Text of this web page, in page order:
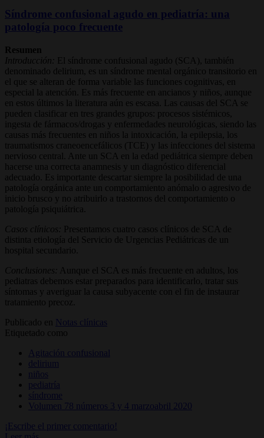
Síndrome confusional agudo en pediatría: una
patología poco frecuente
Resumen
Introducción:
El síndrome confusional agudo (SCA), también
denominado delirium, es un síndrome mental orgánico transitorio en
el que se alteran de forma variable las funciones cognitivas, en
especial la atención. Es más frecuente en ancianos y niños, aunque
en estos últimos la literatura aún es escasa. Las causas del SCA se
pueden clasificar en tres grandes grupos: procesos sistémicos,
ingesta de fármacos/drogas y enfermedades neurológicas, siendo las
causas más frecuentes en niños la intoxicación, la epilepsia, los
traumatismos craneoencefálicos (TCE) y las infecciones del sistema
nervioso central. Ante un SCA en la edad pediátrica siempre deben
hacerse una correcta anamnesis y un diagnóstico diferencial
adecuado. Es importante descartar siempre la posibilidad de una
patología orgánica ante un comportamiento anómalo o agresivo de
inicio brusco y no atribuirlo a trastornos del comportamiento o
patología psiquiátrica.
Casos clínicos:
Presentamos cuatro casos clínicos de SCA de
distinta etiología del Servicio de Urgencias Pediátricas de un
hospital secundario.
Conclusiones:
Aunque el SCA es más frecuente en adultos, los
pediatras debemos estar preparados para identificarlo, tratar sus
síntomas y averiguar la causa subyacente con el fin de instaurar
tratamiento precoz.
Publicado en
Notas clínicas
Etiquetado como
Agitación confusional
delirium
niños
pediatría
síndrome
Volumen 78 números 3 y 4 marzoabril 2020
¡Escribe el primer comentario!